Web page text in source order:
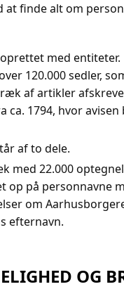
at finde alt om
med
120.000 sedler,
af artikler
ca. 1794, hvor
af to dele.
med 22.000
op på personnavne
om
efternavn.
OG